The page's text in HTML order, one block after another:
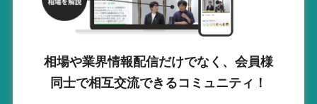
相場や業界情報配信だけでなく、会員様
同士で相互交流できるコミュニティ！